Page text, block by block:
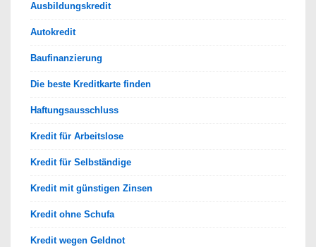
Ausbildungskredit
Autokredit
Baufinanzierung
Die beste Kreditkarte finden
Haftungsausschluss
Kredit für Arbeitslose
Kredit für Selbständige
Kredit mit günstigen Zinsen
Kredit ohne Schufa
Kredit wegen Geldnot